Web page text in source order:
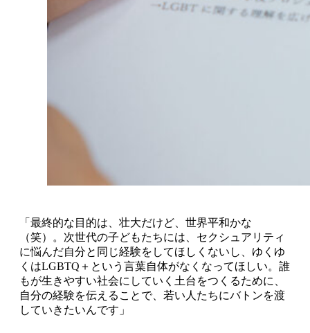
「最終的な目的は、壮大だけど、世界平和かな
（笑）。次世代の子どもたちには、セクシュアリティ
に悩んだ自分と同じ経験をしてほしくないし、ゆくゆ
くはLGBTQ＋という言葉自体がなくなってほしい。誰
もが生きやすい社会にしていく土台をつくるために、
自分の経験を伝えることで、若い人たちにバトンを渡
していきたいんです」